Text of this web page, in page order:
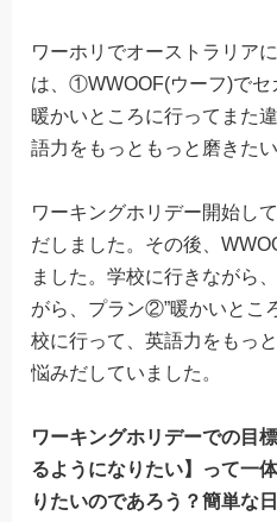
ワーホリでオーストラリア
は、①WWOOF(ウーフ)で
暖かいところに行ってまた
語力をもっともっと磨きた
ワーキングホリデー開始し
だしました。その後、
ました。学校に行きながら
がら、プラン②”暖かいとこ
校に行って、英語力をもっ
悩みだしていました。
ワーキングホリデーでの目
るようになりたい】って一
りたいのであろう？簡単な